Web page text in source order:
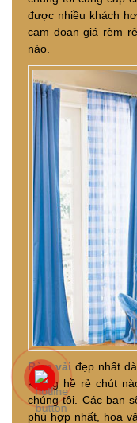
được nhiều khách
cam đoan giá rèm
nào.
Rèm vải đẹp nhất
không hề rẻ chút
chúng tôi. Các bạn
phù hợp nhất, hoa